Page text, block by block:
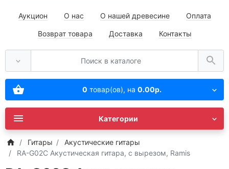
Аукцион О нас О нашей древесине Оплата
Возврат товара Доставка Контакты
0 товар(ов), на 0.00р.
Категории
Гитары
Акустические гитары
RA-G02C Акустическая гитара, с вырезом, Ramis